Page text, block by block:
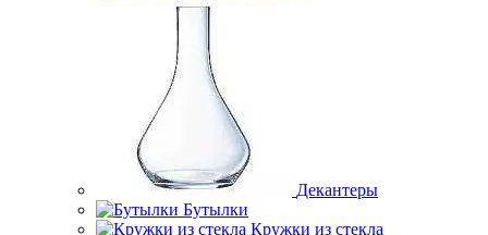
Декантеры
Бутылки
Кружки из стекла